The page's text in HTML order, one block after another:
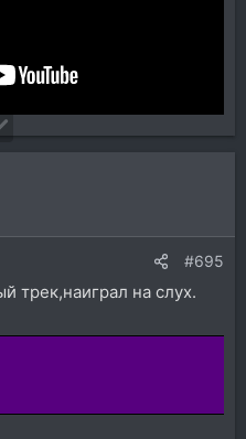
#695
трек,наиграл на слух.